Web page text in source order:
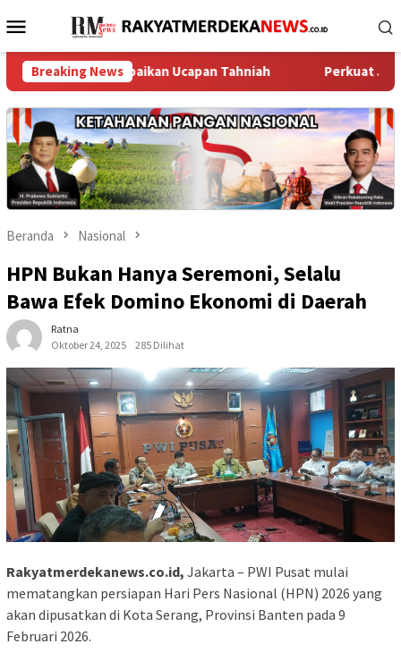
ke
Menu
Mobile
Breaking News
Sampaikan Ucapan Tahniah Perkuat Jaga Jakarta+ On
Beranda Nasional
HPN Bukan Hanya Seremoni, Selalu
Bawa Efek Domino Ekonomi di Daerah
Ratna
Oktober 24, 2025
285 Dilihat
Rakyatmerdekanews.co.id, Jakarta – PWI Pusat mulai
mematangkan persiapan Hari Pers Nasional (HPN) 2026 yang
akan dipusatkan di Kota Serang, Provinsi Banten pada 9
Februari 2026.